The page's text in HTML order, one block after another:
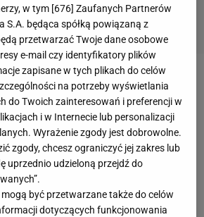
Jacek Magierazaskoczył
piłkarskie, rezygnując z
Polski
do lat 19. Były
tłumaczył to chęcią podjęcia
Ostatecznie potwierdziły się
i Magiera został nowym
zastępując Czecha
w tym [676] Zaufanych Partnerów
S.A. będąca spółką powiązaną z
przetwarzać Twoje dane osobowe
e-mail czy identyfikatory plików
zapisane w tych plikach do celów
na potrzeby wyświetlania
do Twoich zainteresowań i preferencji w
i w Internecie lub personalizacji
Wyrażenie zgody jest dobrowolne.
zgody, chcesz ograniczyć jej zakres lub
uprzednio udzieloną przejdź do
być przetwarzane także do celów
dotyczących funkcjonowania